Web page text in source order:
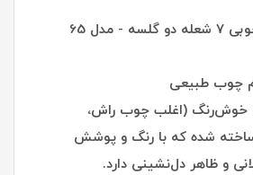
65
چوب طبیعی
خوش‌رنگ (اغلب چوب راش،
شده که با رنگ و پوشش
و ظاهر دل‌نشینی دارد.